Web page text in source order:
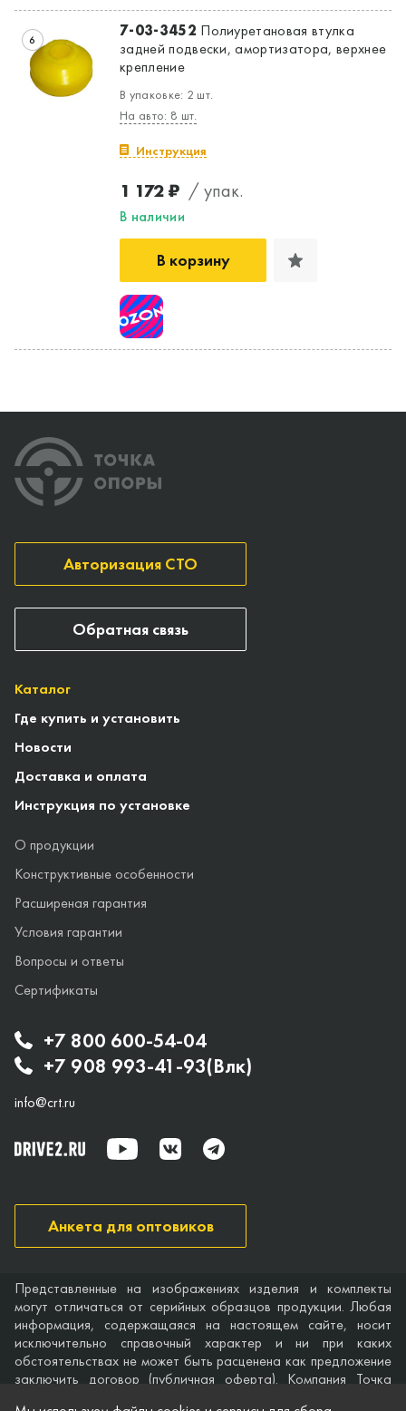
6 7-03-3452 Полиуретановая втулка
задней подвески, амортизатора, верхнее
крепление
В упаковке: 2 шт.
На авто: 8 шт.
Инструкция
1 172 ₽ / упак.
В наличии
В корзину
+7 800 600-54-04
+7 908 993-41-93(Влк)
info@crt.ru
Каталог
Где купить и установить
Новости
Доставка и оплата
Инструкция по установке
О продукции
Конструктивные особенности
Расширеная гарантия
Условия гарантии
Вопросы и ответы
Сертификаты
Авторизация СТО
Анкета для оптовиков
Обратная связь
Представленные на изображениях изделия и комплекты
могут отличаться от серийных образцов продукции. Любая
информация, содержащаяся на настоящем сайте, носит
исключительно справочный характер и ни при каких
обстоятельствах не может быть расценена как предложение
заключить договор (публичная оферта). Компания Точка